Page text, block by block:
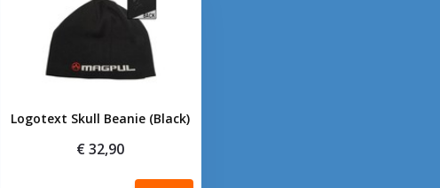
Logotext Skull Beanie (Black)
€ 32,90